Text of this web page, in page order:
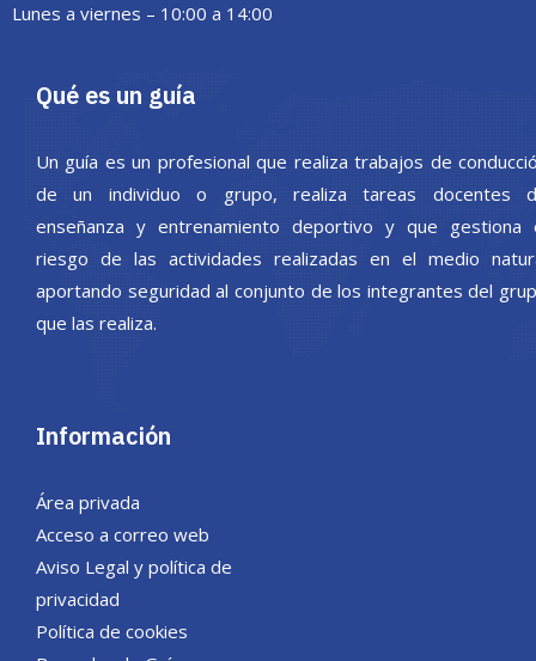
Lunes a viernes – 10:00 a 14:00
Qué es un guía
Un guía es un profesional que realiza trabajos de
de un individuo o grupo, realiza tareas docentes
enseñanza y entrenamiento deportivo y que gestiona
riesgo de las actividades realizadas en el medio
aportando seguridad al conjunto de los integrantes del
que las realiza.
Información
Área privada
Acceso a correo web
Aviso Legal y política de
privacidad
Política de cookies